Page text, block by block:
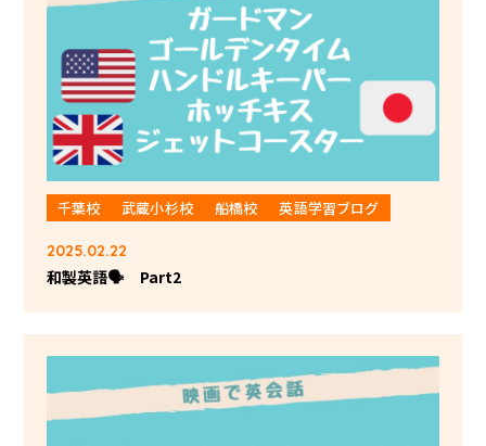
千葉校 武蔵小杉校 船橋校 英語学習ブログ
2025.02.22
和製英語🗣 Part2